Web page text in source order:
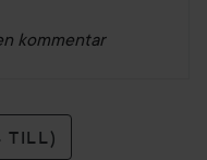
kommentar
TILL)